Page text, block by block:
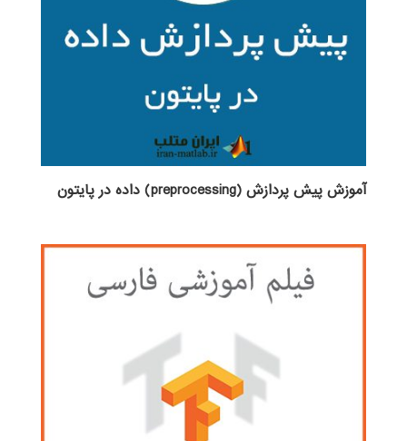
آموزش پیش پردازش (preprocessing) داده در پایتون